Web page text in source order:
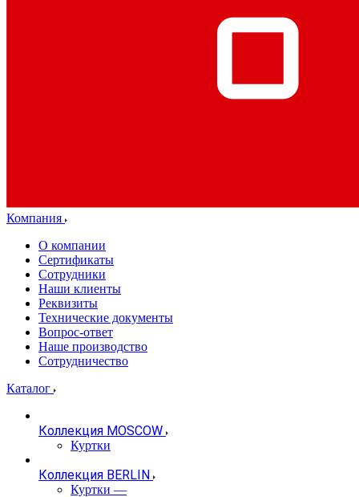
Компания
О компании
Сертификаты
Сотрудники
Наши клиенты
Реквизиты
Технические документы
Вопрос-ответ
Наше производство
Сотрудничество
Каталог
Коллекция MOSCOW
Куртки
Коллекция BERLIN
Куртки —